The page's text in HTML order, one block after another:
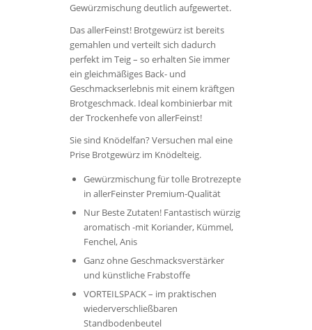
Gewürzmischung deutlich aufgewertet.
Das allerFeinst! Brotgewürz ist bereits
gemahlen und verteilt sich dadurch
perfekt im Teig – so erhalten Sie immer
ein gleichmäßiges Back- und
Geschmackserlebnis mit einem kräftgen
Brotgeschmack. Ideal kombinierbar mit
der Trockenhefe von allerFeinst!
Sie sind Knödelfan? Versuchen mal eine
Prise Brotgewürz im Knödelteig.
Gewürzmischung für tolle Brotrezepte
in allerFeinster Premium-Qualität
Nur Beste Zutaten! Fantastisch würzig
aromatisch -mit Koriander, Kümmel,
Fenchel, Anis
Ganz ohne Geschmacksverstärker
und künstliche Frabstoffe
VORTEILSPACK – im praktischen
wiederverschließbaren
Standbodenbeutel